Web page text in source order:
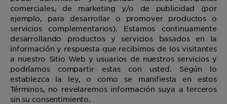
comerciales, de marketing y/o de publicidad (por
ejemplo, para desarrollar o promover productos o
servicios complementarios). Estamos continuamente
desarrollando productos y servicios basados en la
información y respuesta que recibimos de los visitantes
a nuestro Sitio Web y usuarios de nuestros servicios y
podríamos compartir estas con usted. Según lo
establezca la ley, o como se manifiesta en estos
Términos, no revelaremos información suya a terceros
sin su consentimiento.